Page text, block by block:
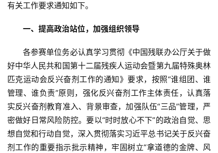
有关工作要求通知如下。
一、提高政治站位，加强组织领导
各参赛单位务必认真学习贯彻《中国残联办公厅关于做
好中华人民共和国第十二届残疾人运动会暨第九届特殊奥林
匹克运动会反兴奋剂工作的通知》要求，按照“谁组团、谁
管理、谁负责”原则，强化反兴奋剂工作主体责任，认真落
实反兴奋剂教育准入、背景审查，加强队伍“三品”管理，严
密做好日常风险防控。要以“时时放心不下”的政治自觉、思
想自觉和行动自觉，深入贯彻落实习近平总书记关于反兴奋
剂工作的重要指示批示精神，牢固树立“拿道德的金牌、风